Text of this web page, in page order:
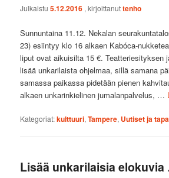
Julkaistu5.12.2016 , kirjoittanuttenho
Sunnuntaina 11.12. Nekalan
23) esiintyy klo 16 alkaen Kabóca-
liput ovat aikuisilta 15 €. Teatteriesityksen
lisää unkarilaista ohjelmaa, sillä samana
samassa paikassa pidetään pienen
alkaen unkarinkielinen jumalanpalvelus, …
Kategoriat:kulttuuri,Tampere, Uutiset ja
Lisää unkarilaisia